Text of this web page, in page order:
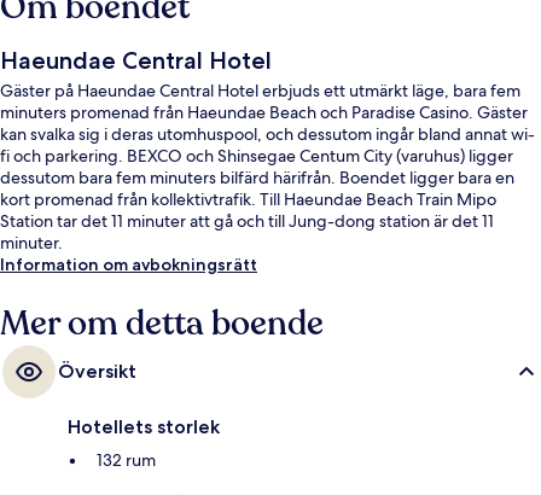
Haeundae Central Hotel
Gäster på Haeundae Central Hotel erbjuds ett utmärkt läge, bara fem
minuters promenad från Haeundae Beach och Paradise Casino. Gäster
kan svalka sig i deras utomhuspool, och dessutom ingår bland annat wi-
fi och parkering. BEXCO och Shinsegae Centum City (varuhus) ligger
dessutom bara fem minuters bilfärd härifrån. Boendet ligger bara en
kort promenad från kollektivtrafik. Till Haeundae Beach Train Mipo
Station tar det 11 minuter att gå och till Jung-dong station är det 11
minuter.
Information om avbokningsrätt
Mer om detta boende
Översikt
Hotellets storlek
132 rum